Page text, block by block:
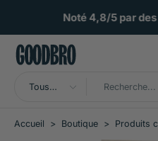
Noté 4,8/5 par
Tous
Accueil > Boutique > Produits